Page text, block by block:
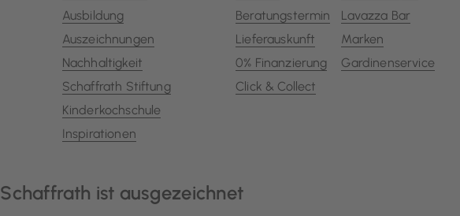
Ausbildung
Auszeichnungen
Nachhaltigkeit
Schaffrath Stiftung
Kinderkochschule
Inspirationen
Beratungstermin
Lieferauskunft
0% Finanzierung
Click & Collect
Lavazza Bar
Marken
Gardinenservice
Schaffrath ist ausgezeichnet